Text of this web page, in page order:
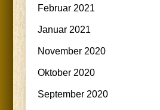
Februar 2021
Januar 2021
November 2020
Oktober 2020
September 2020